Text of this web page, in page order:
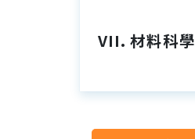
VII. 材料科學